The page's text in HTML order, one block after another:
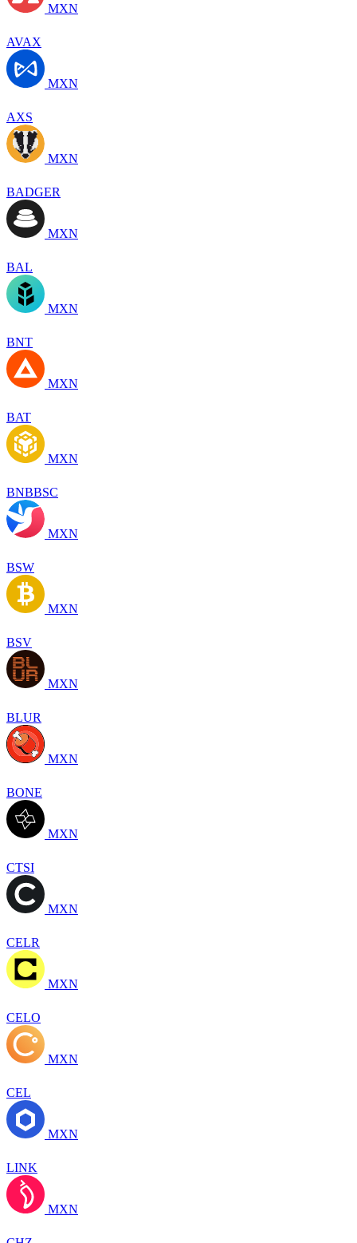
MXN
AVAX
MXN
AXS
MXN
BADGER
MXN
BAL
MXN
BNT
MXN
BAT
MXN
BNBBSC
MXN
BSW
MXN
BSV
MXN
BLUR
MXN
BONE
MXN
CTSI
MXN
CELR
MXN
CELO
MXN
CEL
MXN
LINK
MXN